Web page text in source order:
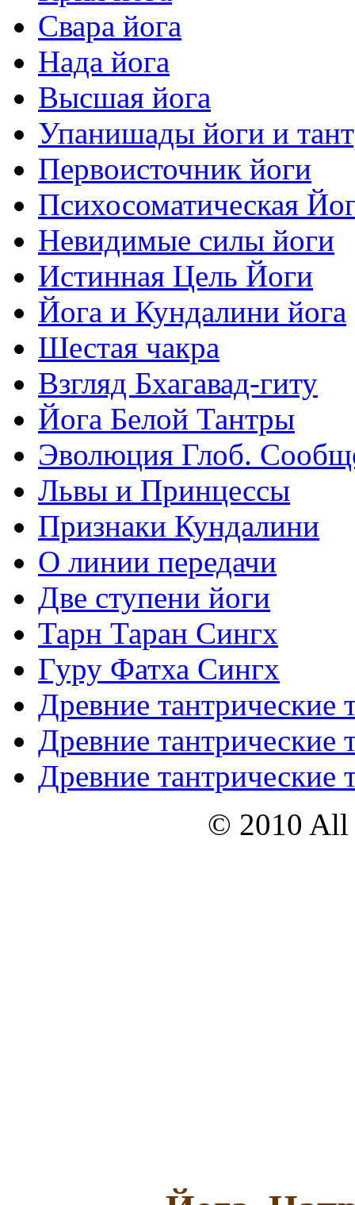
Свара йога
Нада йога
Высшая йога
Упанишады йоги и
Первоисточник йоги
Психосоматическая
Невидимые силы йоги
Истинная Цель Йоги
Йога и Кундалини йога
Шестая чакра
Взгляд Бхагавад-гиту
Йога Белой Тантры
Эволюция Глоб.
Львы и Принцессы
Признаки Кундалини
О линии передачи
Две ступени йоги
Тарн Таран Сингх
Гуру Фатха Сингх
Древние тантрические
Древние тантрические
Древние тантрические
© 2010 All